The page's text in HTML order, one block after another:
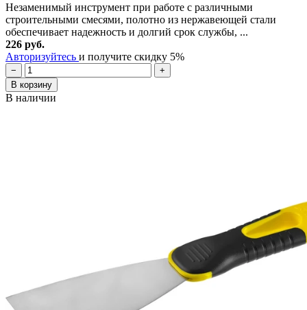
Незаменимый инструмент при работе с различными
строительными смесями, полотно из нержавеющей стали
обеспечивает надежность и долгий срок службы, ...
226 руб.
Авторизуйтесь и получите скидку 5%
−
+
В корзину
В наличии